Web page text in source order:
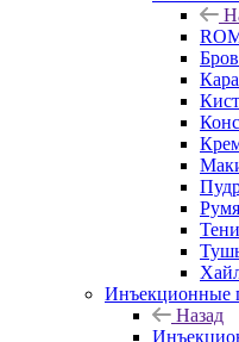
Инъекционные
Назад